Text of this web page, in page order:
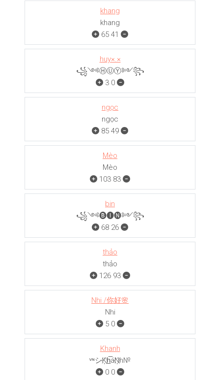
khang
khang
65 41
huy×.×
꧁༺ⒽⓊⓎ༻꧂
3 0
ngọc
ngọc
85 49
Mèo
Mèo
103 83
bin
꧁༺🅑🅘🅝༻꧂
68 26
thảo
thảo
126 93
Nhi /你好🌸
Nhi
5 0
Khanh
ᵛᶰシK҉h̲̅áN҉h№
0 0